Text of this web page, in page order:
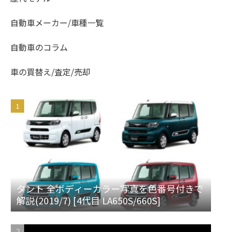
自動車メーカー/車種一覧
自動車のコラム
車の買替え/査定/売却
タント 全ボディーカラー写真を色番号付きで
解説(2019/7) [4代目 LA650S/660S]